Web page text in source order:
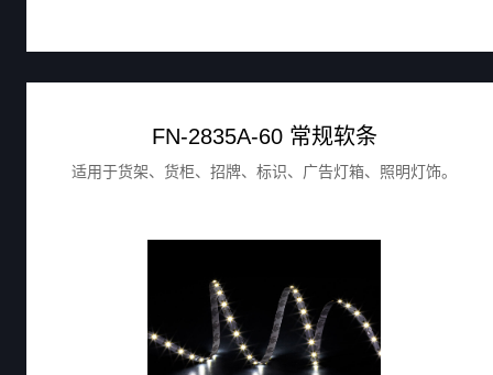
FN-2835A-60 常规软条
适用于货架、货柜、招牌、标识、广告灯箱、照明灯饰。